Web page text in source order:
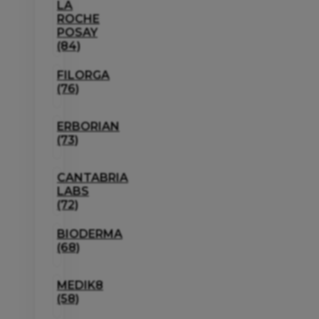
LA
ROCHE
POSAY
(84)
FILORGA
(76)
ERBORIAN
(73)
CANTABRIA
LABS
(72)
BIODERMA
(68)
MEDIK8
(58)